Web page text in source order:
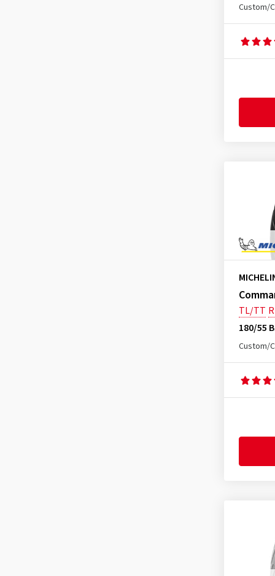
Custom/
TL/TT
180/55
Custom/